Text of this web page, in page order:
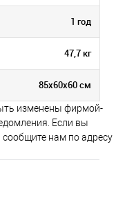
1 год
47,7 кг
85х60х60 см
изменены фирмой-
Если вы
нам по адресу